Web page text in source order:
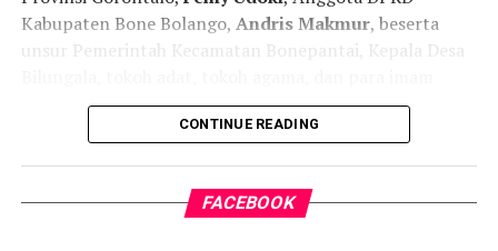
Kabupaten Bone Bolango, Andris Makmur, beserta
unsur Pemerintah Kecamatan Bonepantai, Kepala Desa
wilayah. Kehadiran mereka menambah khidmat suasana
kegiatan yang sarat makna kebersamaan.
Suleman, S.Pd.Gr, dalam sambutannya menyampaikan
CONTINUE READING
FACEBOOK